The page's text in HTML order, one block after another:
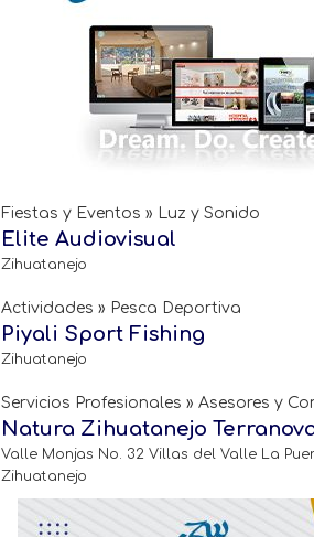
Fiestas y Eventos » Luz y Sonido
Elite Audiovisual
Zihuatanejo
Actividades » Pesca Deportiva
Piyali Sport Fishing
Zihuatanejo
Servicios Profesionales » Asesores y
Natura Zihuatanejo
Valle Monjas No. 32 Villas del Valle La
Zihuatanejo